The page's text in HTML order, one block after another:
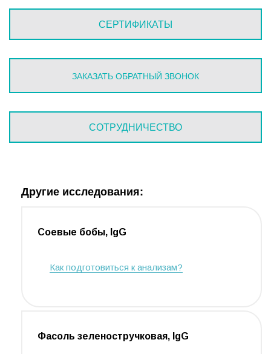
СЕРТИФИКАТЫ
ЗАКАЗАТЬ ОБРАТНЫЙ ЗВОНОК
СОТРУДНИЧЕСТВО
Другие исследования:
Соевые бобы, IgG
Как подготовиться к анализам?
Фасоль зеленостручковая, IgG